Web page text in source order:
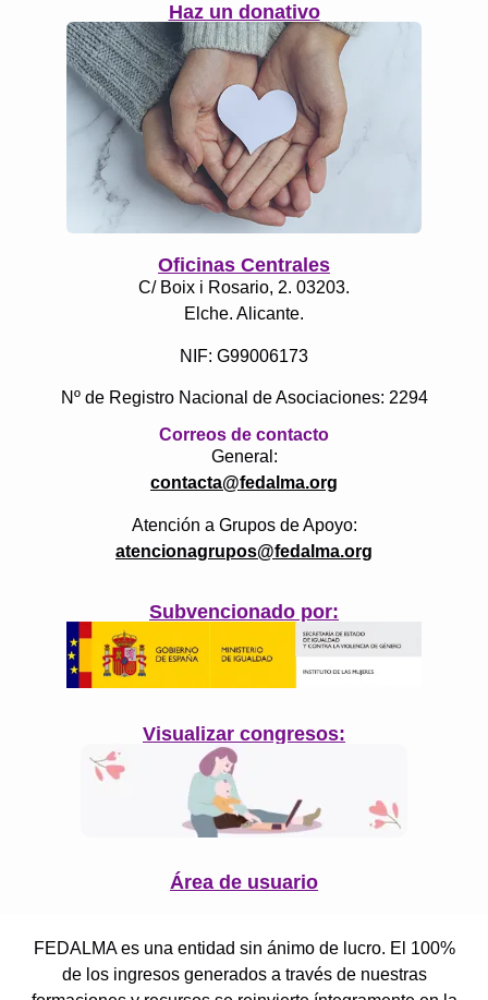
Haz un donativo
Oficinas Centrales
C/ Boix i Rosario, 2. 03203.
Elche. Alicante.
NIF: G99006173
Nº de Registro Nacional de Asociaciones: 2294
Correos de contacto
General:
contacta@fedalma.org
Atención a Grupos de Apoyo:
atencionagrupos@fedalma.org
Subvencionado por:
Visualizar congresos:
Área de usuario
FEDALMA es una entidad sin ánimo de lucro. El 100%
de los ingresos generados a través de nuestras